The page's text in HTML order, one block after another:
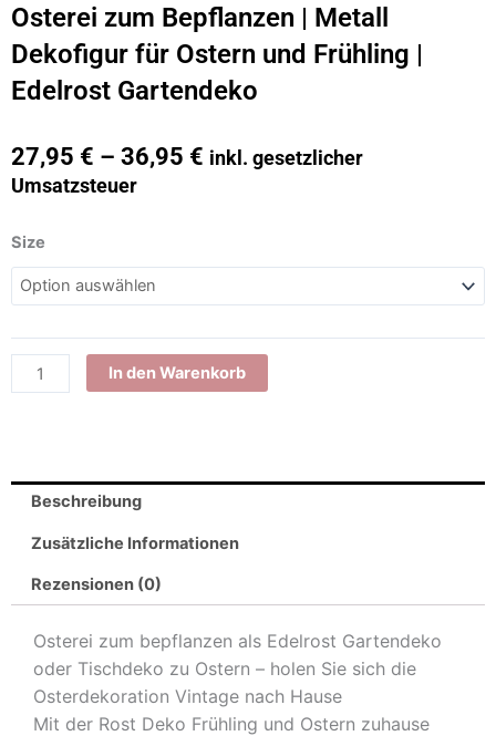
Osterei zum Bepflanzen | Metall
Dekofigur für Ostern und Frühling |
Edelrost Gartendeko
27,95 € – 36,95 € inkl. gesetzlicher
Umsatzsteuer
Size
Osterei
zum
Bepflanzen
Metall
Dekofigur
für
Frühling
Menge
In den Warenkorb
Beschreibung
Zusätzliche Informationen
Rezensionen (0)
Osterei zum bepflanzen als Edelrost Gartendeko
oder Tischdeko zu Ostern – holen Sie sich die
Osterdekoration Vintage nach Hause
Mit der Rost Deko Frühling und Ostern zuhause